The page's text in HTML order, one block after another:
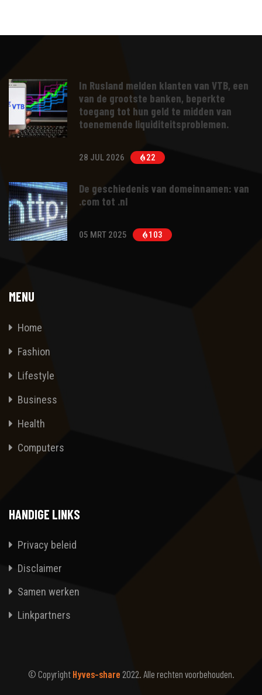
In Rusland melden klanten van VTB, een
van de grootste banken, beperkte
toegang tot hun geld te midden van
toenemende liquiditeitsproblemen.
28 JUL 2026 22
De geschiedenis van domeinnamen: van
.com tot .nl
05 MRT 2025 103
MENU
Home
Fashion
Lifestyle
Business
Health
Computers
HANDIGE LINKS
Privacy beleid
Disclaimer
Samen werken
Linkpartners
© Copyright Hyves-share 2022. Alle rechten voorbehouden.